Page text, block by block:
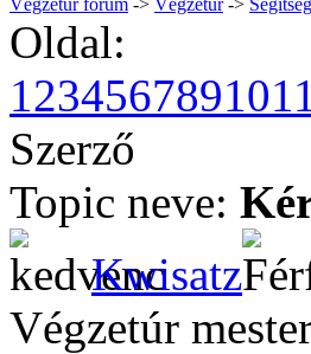
Végzetúr fórum -> Végzetúr-> Segítség
Oldal:
1234567891011
Szerző
Topic neve:
Kwisatz
Végzetúr